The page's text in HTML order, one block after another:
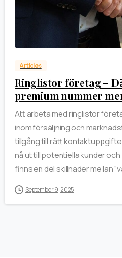
Articles
Ringlistor företag –
premium nummer
Att arbeta med ringlistor
inom försäljning och
tillgång till rätt
nå ut till potentiella kunder
finns en del skillnader mellan
September 9, 2025